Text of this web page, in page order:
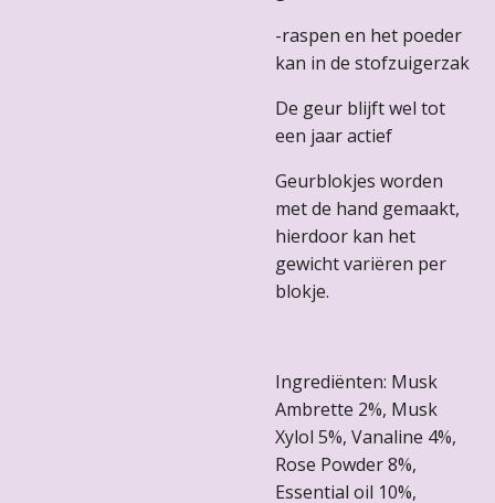
-raspen en het poeder
kan in de stofzuigerzak
De geur blijft wel tot
een jaar actief
Geurblokjes worden
met de hand gemaakt,
hierdoor kan het
gewicht variëren per
blokje.
Ingrediënten: Musk
Ambrette 2%, Musk
Xylol 5%, Vanaline 4%,
Rose Powder 8%,
Essential oil 10%,